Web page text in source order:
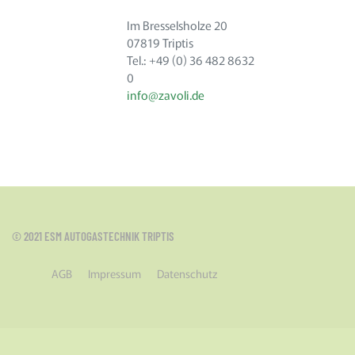
Im Bresselsholze 20
07819 Triptis
Tel.: +49 (0) 36 482 8632
0
info@zavoli.de
© 2021 ESM AUTOGASTECHNIK TRIPTIS
AGB Impressum Datenschutz